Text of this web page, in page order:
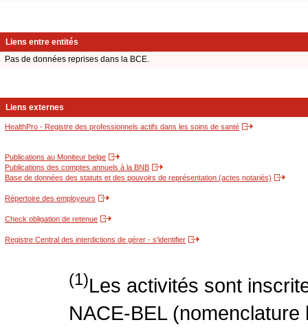
Liens entre entités
Pas de données reprises dans la BCE.
Liens externes
HealthPro - Registre des professionnels actifs dans les soins de santé
Publications au Moniteur belge
Publications des comptes annuels à la BNB
Base de données des statuts et des pouvoirs de représentation (actes notariés)
Répertoire des employeurs
Check obligation de retenue
Registre Central des interdictions de gérer - s'identifier
(1)Les activités sont
NACE-BEL